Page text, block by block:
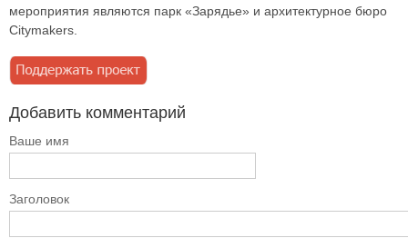
мероприятия являются парк «Зарядье» и архитектурное бюро
Citymakers.
Добавить комментарий
Ваше имя
Заголовок